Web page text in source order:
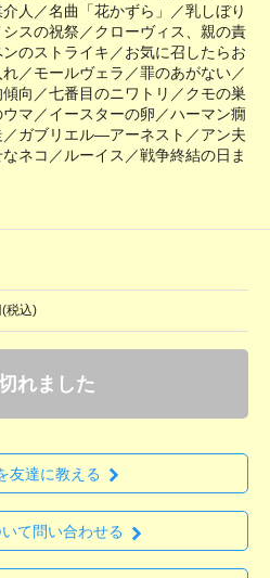
人／名曲「花かずら」／乳しぼり
スの祝祭／クローヴィス、親の責
のストライキ／お気に召したらお
／モールヴェラ／罪のあがない／
向／七番目のニワトリ／クモの巣
マ／イースターの卵／ハーマン癇
ガブリエル―アーネスト／アン夫
ネコ／ルーイス／戦争終結の日ま
税込)
れました
友達に教える
て問い合わせる